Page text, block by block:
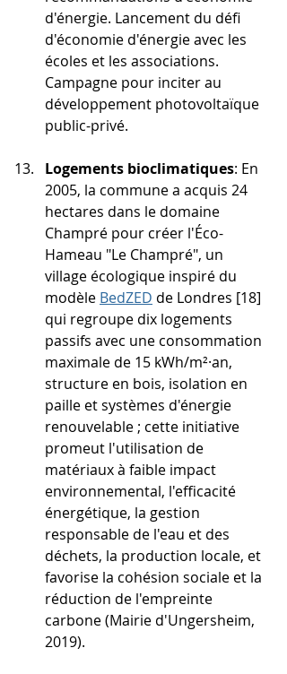
d'énergie. Lancement du défi
d'économie d'énergie avec les
écoles et les associations.
Campagne pour inciter au
développement photovoltaïque
public-privé.
Logements bioclimatiques: En
2005, la commune a acquis 24
hectares dans le domaine
Champré pour créer l'Éco-
Hameau "Le Champré", un
village écologique inspiré du
modèle BedZED de Londres [18]
qui regroupe dix logements
passifs avec une consommation
maximale de 15 kWh/m²·an,
structure en bois, isolation en
paille et systèmes d'énergie
renouvelable ; cette initiative
promeut l'utilisation de
matériaux à faible impact
environnemental, l'efficacité
énergétique, la gestion
responsable de l'eau et des
déchets, la production locale, et
favorise la cohésion sociale et la
réduction de l'empreinte
carbone (Mairie d'Ungersheim,
2019).